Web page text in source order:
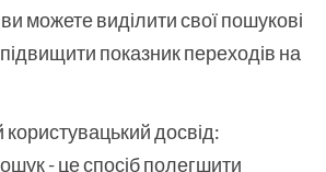
ви можете виділити свої пошукові
підвищити показник переходів на
досвід:
- це спосіб полегшити